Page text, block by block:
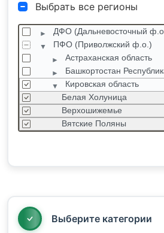
Выбрать все регионы
ДФО (Дальневосточный
ПФО (Приволжский ф.о.)
Астраханская область
Башкортостан
Кировская область
Белая Холуница
Верхошижемье
Вятские Поляны
Выберите категории